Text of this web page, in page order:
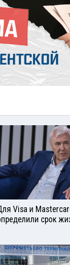
Visа и
срок